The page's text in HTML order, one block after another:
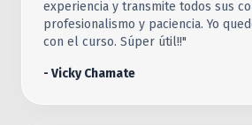
experiencia y transmite todos sus
profesionalismo y paciencia. Yo
con el curso. Súper útil!!"
- Vicky Chamate